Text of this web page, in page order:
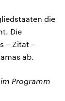
die
Die
– Zitat –
ab.
Programm